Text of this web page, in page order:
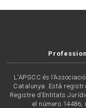
L'APGCC és
Catalunya. Està
Registre d’Entitats
el número 14486,